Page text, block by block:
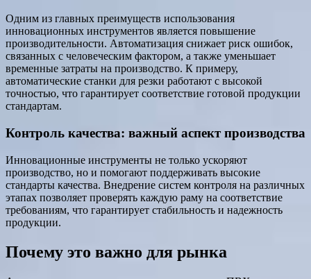
Одним из главных преимуществ использования
инновационных инструментов является повышение
производительности. Автоматизация снижает риск ошибок,
связанных с человеческим фактором, а также уменьшает
временные затраты на производство. К примеру,
автоматические станки для резки работают с высокой
точностью, что гарантирует соответствие готовой продукции
стандартам.
Контроль качества: важный аспект производства
Инновационные инструменты не только ускоряют
производство, но и помогают поддерживать высокие
стандарты качества. Внедрение систем контроля на различных
этапах позволяет проверять каждую раму на соответствие
требованиям, что гарантирует стабильность и надежность
продукции.
Почему это важно для рынка